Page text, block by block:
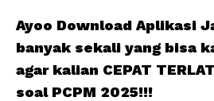
Ayoo Download Aplikasi
banyak sekali yang bisa
agar kalian CEPAT
soal PCPM 2025!!!